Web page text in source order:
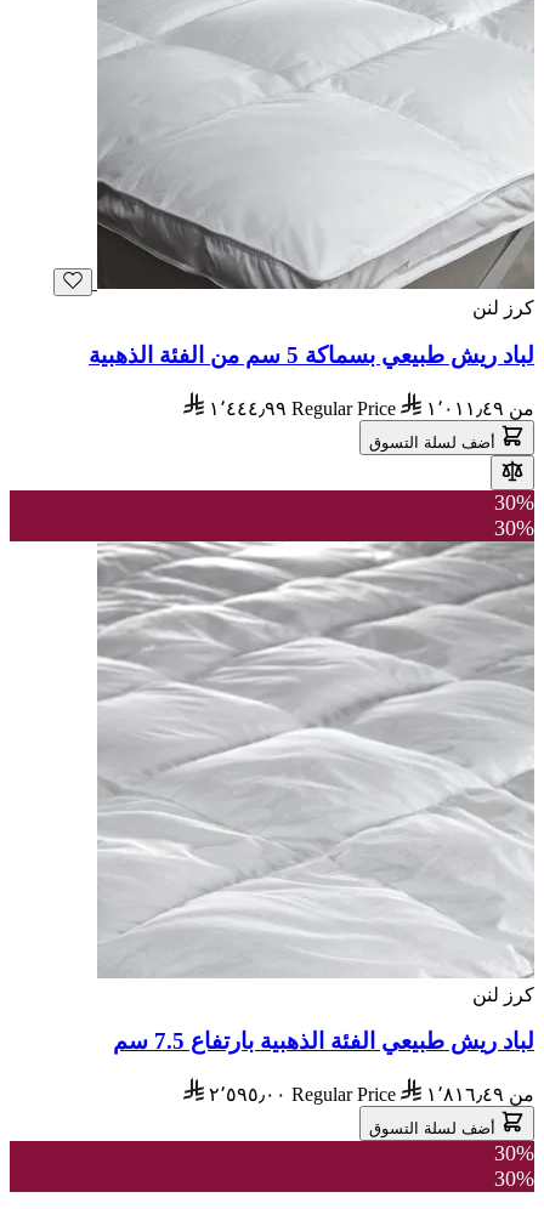
كرز لنن
لباد ريش طبيعي بسماكة 5 سم من الفئة الذهبية
من ١٬٠١١٫٤٩ Regular Price ١٬٤٤٤٫٩٩
أضف لسلة التسوق
30%
30%
كرز لنن
لباد ريش طبيعي الفئة الذهبية بارتفاع 7.5 سم
من ١٬٨١٦٫٤٩ Regular Price ٢٬٥٩٥٫٠٠
أضف لسلة التسوق
30%
30%